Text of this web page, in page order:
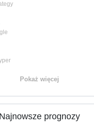
Pokaż więcej
Najnowsze prognozy